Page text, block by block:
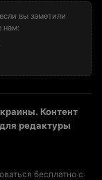
вы заметили
нам:
Контент
редактуры
бесплатно с